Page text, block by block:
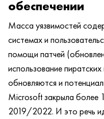
обеспечении
Масса уязвимостей
системах и
помощи патчей
использование
обновляются и
Microsoft закрыла более
2019/2022. И это речь